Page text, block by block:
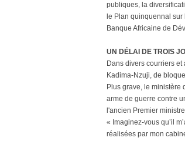
publiques, la
le Plan quinquennal
Banque Africaine de
UN DÉLAI DE TROIS
Dans divers courriers
Kadima-Nzuji, de
Plus grave, le ministère
arme de guerre contre
l'ancien Premier
« Imaginez-vous qu’il
réalisées par mon